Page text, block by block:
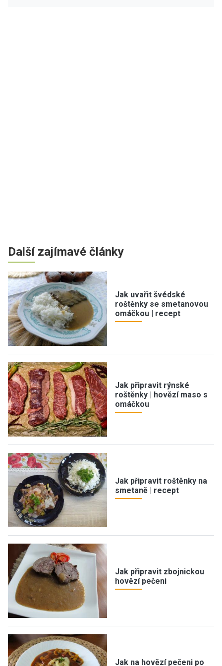
Další zajímavé články
Jak uvařit švédské
roštěnky se smetanovou
omáčkou | recept
Jak připravit rýnské
roštěnky | hovězí maso s
omáčkou
Jak připravit roštěnky na
smetaně | recept
Jak připravit zbojnickou
hovězí pečeni
Jak na hovězí pečeni po